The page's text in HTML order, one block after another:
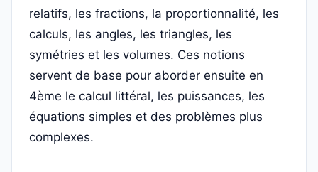
relatifs, les fractions, la proportionnalité, les
calculs, les angles, les triangles, les
symétries et les volumes. Ces notions
servent de base pour aborder ensuite en
4ème le calcul littéral, les puissances, les
équations simples et des problèmes plus
complexes.